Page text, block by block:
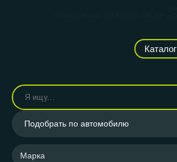
Каталог
Подобрать по автомобилю
Марка